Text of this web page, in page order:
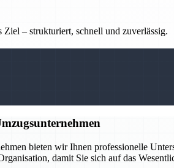
– strukturiert, schnell und zuverlässig.
bieten wir Ihnen professionelle
damit Sie sich auf das